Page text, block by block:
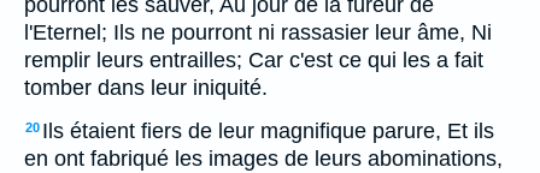
pourront les sauver, Au jour de la fureur de
l'Eternel; Ils ne pourront ni rassasier leur âme, Ni
remplir leurs entrailles; Car c'est ce qui les a fait
tomber dans leur iniquité.
20 Ils étaient fiers de leur magnifique parure, Et ils
en ont fabriqué les images de leurs abominations,